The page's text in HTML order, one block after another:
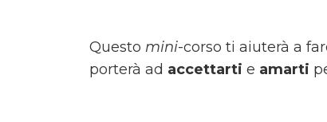
Questo mini-corso ti aiuterà a
porterà ad accettarti e amarti